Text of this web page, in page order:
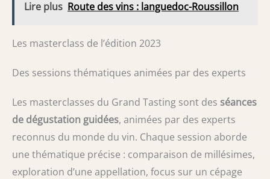
Lire plus Route des vins : languedoc-Roussillon
Les masterclass de l’édition 2023
Des sessions thématiques animées par des experts
Les masterclasses du Grand Tasting sont des séances
de dégustation guidées, animées par des experts
reconnus du monde du vin. Chaque session aborde
une thématique précise : comparaison de millésimes,
exploration d’une appellation, focus sur un cépage